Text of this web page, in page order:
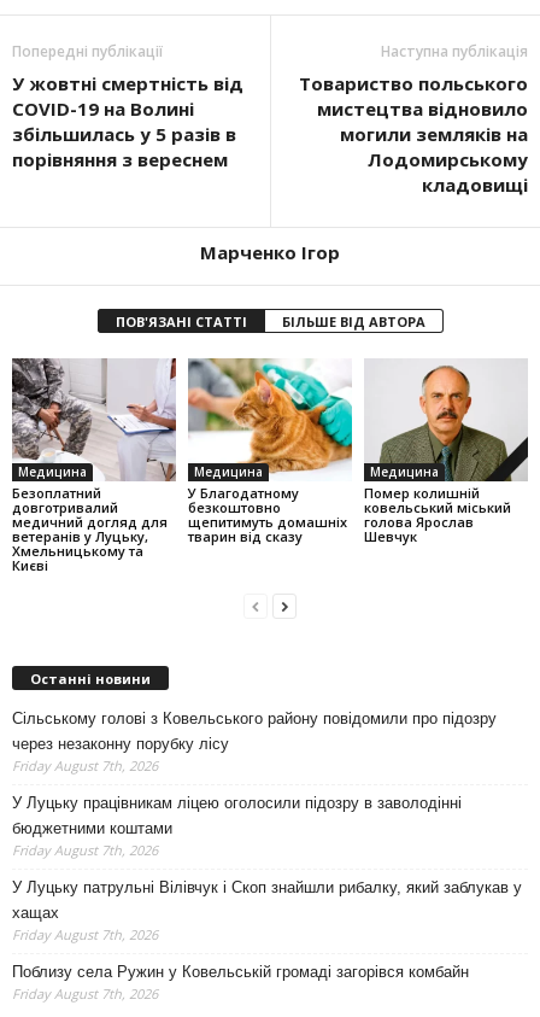
Попередні публікації
У жовтні смертність від
COVID-19 на Волині
збільшилась у 5 разів в
порівняння з вереснем
Наступна публікація
Товариство польського
мистецтва відновило
могили земляків на
Лодомирському
кладовищі
Марченко Ігор
ПОВ'ЯЗАНІ СТАТТІ БІЛЬШЕ ВІД АВТОРА
Медицина
Безоплатний
довготривалий
медичний догляд для
ветеранів у Луцьку,
Хмельницькому та
Києві
Медицина
У Благодатному
безкоштовно
щепитимуть домашніх
тварин від сказу
Медицина
Помер колишній
ковельський міський
голова Ярослав
Шевчук
Останні новини
Сільському голові з Ковельського району повідомили про підозру
через незаконну порубку лісу
Friday August 7th, 2026
У Луцьку працівникам ліцею оголосили підозру в заволодінні
бюджетними коштами
Friday August 7th, 2026
У Луцьку патрульні Вілівчук і Скоп знайшли рибалку, який заблукав у
хащах
Friday August 7th, 2026
Поблизу села Ружин у Ковельській громаді загорівся комбайн
Friday August 7th, 2026